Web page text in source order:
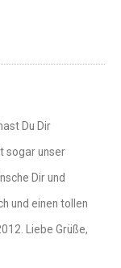
Du Dir
sogar unser
Dir und
und einen tollen
Liebe Grüße,